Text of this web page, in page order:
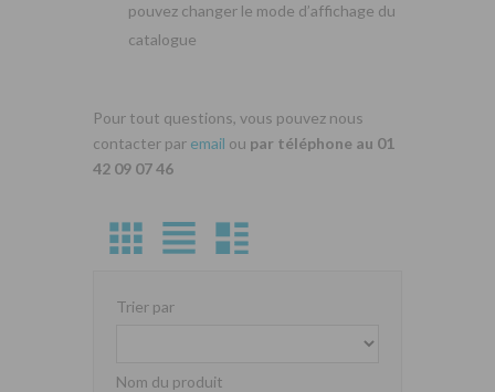
pouvez changer le mode d’affichage du
catalogue
Pour tout questions, vous pouvez nous
contacter par email ou par téléphone au 01
42 09 07 46
Trier par
Nom du produit